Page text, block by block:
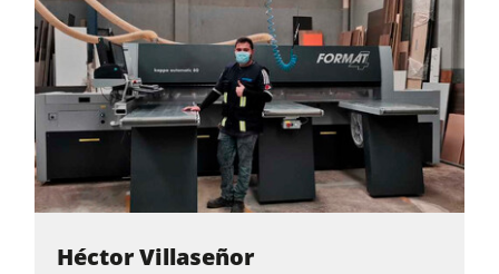
Héctor Villaseñor